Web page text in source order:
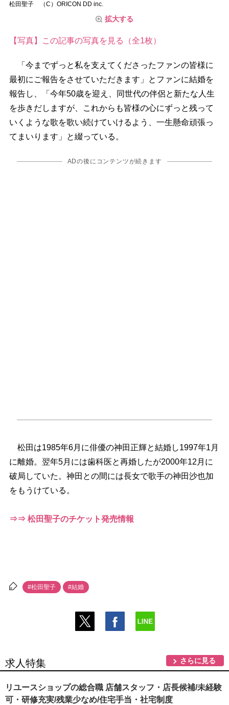
松田聖子 （C）ORICON DD inc.
拡大する
【写真】この記事の写真を見る（全1枚）
「今までずっと私を支えてくださったファンの皆様に
最初にご報告をさせていただきます」とファンに結婚を
報告し、「今年50歳を迎え、同世代の伴侶と新たな人生
を歩きだしますが、これからも皆様の心にずっと残って
いくような歌を歌い続けていけるよう、一生懸命頑張っ
てまいります」と綴っている。
ADの後にコンテンツが続きます
松田は1985年6月に俳優の神田正輝と結婚し1997年1月
に離婚。翌年5月には歯科医と再婚したが2000年12月に
破局していた。神田との間には長女で歌手の神田沙也加
をもうけている。
⇒⇒ 松田聖子のチケット発売情報
#松田聖子 #結婚
求人特集 さらに見る
リユースショップの総合職 店舗スタッフ・店長候補/未経験
可・研修充実/残業少なめ/住宅手当・社宅制度